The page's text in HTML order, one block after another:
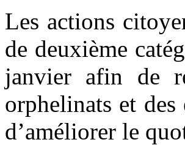
Les actions
de deuxième
janvier afin de
orphelinats et
d’améliorer le